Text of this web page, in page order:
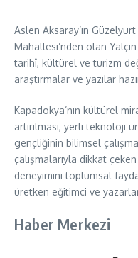
Aslen Aksaray’ın
Mahallesi’nden olan
tarihî, kültürel ve turizm
araştırmalar ve yazılar
Kapadokya’nın kültürel
artırılması, yerli teknoloji
gençliğinin bilimsel
çalışmalarıyla dikkat
deneyimini toplumsal
üretken eğitimci ve
Haber Merkezi